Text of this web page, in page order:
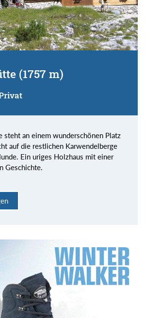
(1757 m)
steht an einem wunderschönen Platz
auf die restlichen Karwendelberge
Ein uriges Holzhaus mit einer
Geschichte.